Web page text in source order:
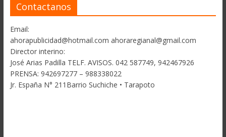
Contactanos
Email:
ahorapublicidad@hotmail.com ahoraregianal@gmail.com
Director interino:
José Arias Padilla TELF. AVISOS. 042 587749, 942467926
PRENSA: 942697277 – 988338022
Jr. España N° 211Barrio Suchiche • Tarapoto